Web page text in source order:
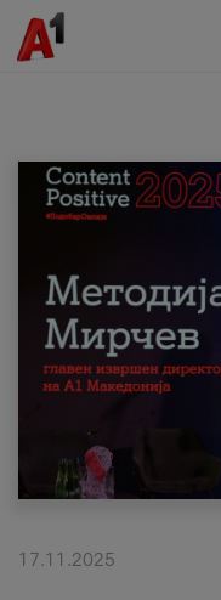
МК EN
Приватни
Поддршка
Надополни кредит
17.11.2025